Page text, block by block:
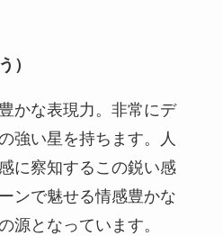
）
かな表現力。非常にデ
強い星を持ちます。人
に察知するこの鋭い感
ンで魅せる情感豊かな
源となっています。